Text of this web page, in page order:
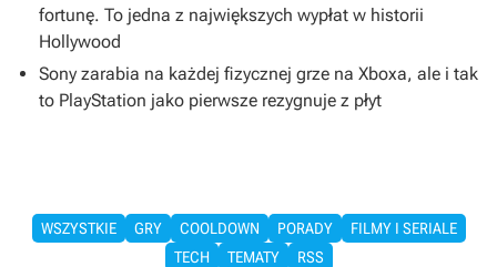
fortunę. To jedna z największych wypłat w historii
Hollywood
Sony zarabia na każdej fizycznej grze na Xboxa, ale i tak
to PlayStation jako pierwsze rezygnuje z płyt
WSZYSTKIE GRY COOLDOWN PORADY
FILMY I SERIALE
TECH
TEMATY RSS